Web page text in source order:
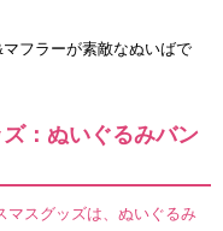
フラーが素敵なぬいばで
：ぬいぐるみバン
マスグッズは、ぬいぐるみ